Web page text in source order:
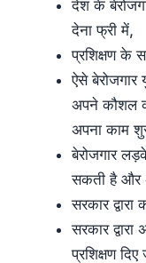
देश के
देना फ्री में,
प्रशिक्षण के
ऐसे बेरोजगार
अपने कौशल
अपना काम
बेरोजगार
सकती है और
सरकार
सरकार
प्रशिक्षण